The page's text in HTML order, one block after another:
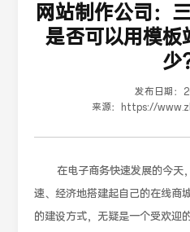
网站制作公司：
是否可以用模板
少
发布日期：
来源：
https://
在电子商务快速发展的今天
速、经济地搭建起自己的在线商
的建设方式，无疑是一个受欢迎